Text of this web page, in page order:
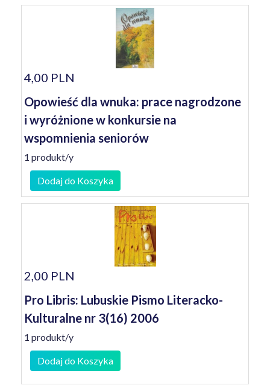
4,00 PLN
Opowieść dla wnuka: prace nagrodzone
i wyróżnione w konkursie na
wspomnienia seniorów
1 produkt/y
Dodaj do Koszyka
2,00 PLN
Pro Libris: Lubuskie Pismo Literacko-
Kulturalne nr 3(16) 2006
1 produkt/y
Dodaj do Koszyka